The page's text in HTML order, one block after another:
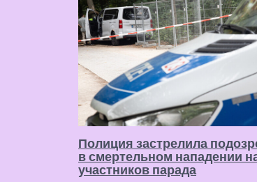
Полиция застрелила
в смертельном нападении
участников парада